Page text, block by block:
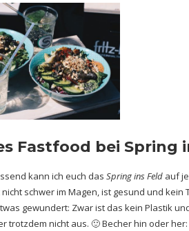
Fastfood bei Spring
kann ich euch das Spring ins Feld auf
nicht schwer im Magen, ist gesund und
gewundert: Zwar ist das kein Plastik
trotzdem nicht aus. 🙂 Becher hin oder